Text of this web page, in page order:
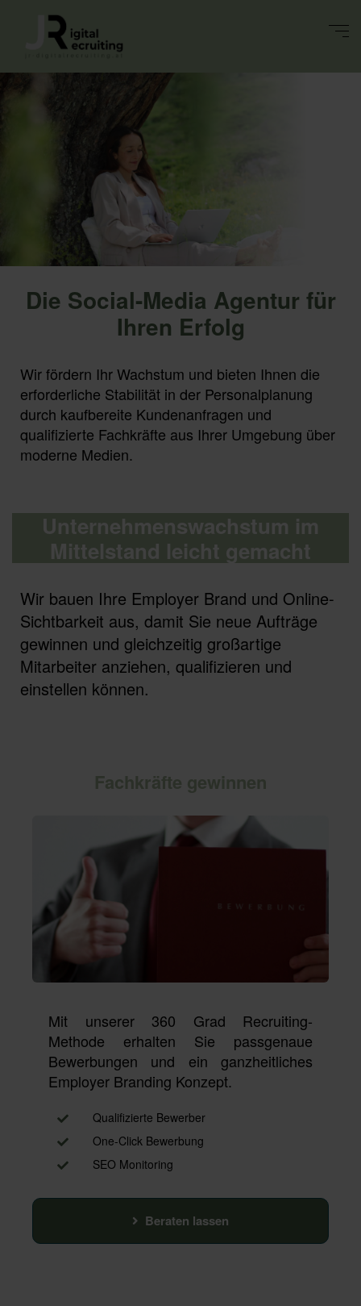
Die Social-Media Agentur für
Ihren Erfolg
Wir fördern Ihr Wachstum und bieten Ihnen die
erforderliche Stabilität in der Personalplanung
durch kaufbereite Kundenanfragen und
qualifizierte Fachkräfte aus Ihrer Umgebung über
moderne Medien.
Unternehmenswachstum im
Mittelstand leicht gemacht
Wir bauen Ihre Employer Brand und Online-
Sichtbarkeit aus, damit Sie neue Aufträge
gewinnen und gleichzeitig großartige
Mitarbeiter anziehen, qualifizieren und
einstellen können.
Fachkräfte gewinnen
Mit unserer 360 Grad Recruiting-
Methode erhalten Sie passgenaue
Bewerbungen und ein ganzheitliches
Employer Branding Konzept.
Qualifizierte Bewerber
One-Click Bewerbung
SEO Monitoring
Beraten lassen